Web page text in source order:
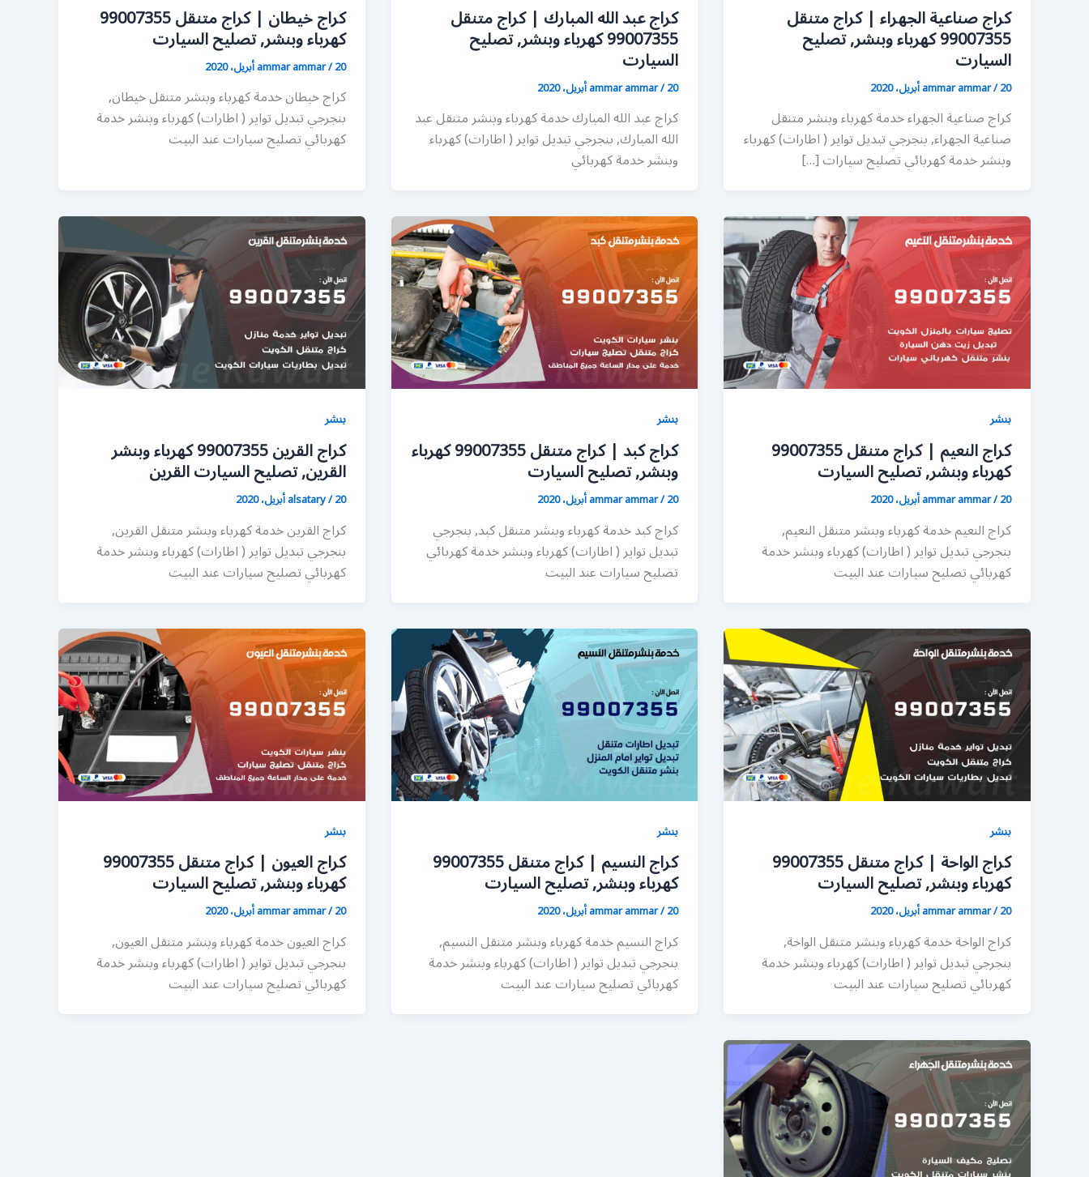
كراج صناعية الجهراء | كراج متنقل
99007355 كهرباء وبنشر, تصليح
السيارت
ammar ammar/20 أبريل، 2020
كراج صناعية الجهراء خدمة كهرباء وبنشر متنقل
صناعية الجهراء, بنجرجي تبديل تواير ( اطارات) كهرباء
وبنشر خدمة كهربائي تصليح سيارات […]
كراج عبد الله المبارك | كراج متنقل
99007355 كهرباء وبنشر, تصليح
السيارت
ammar ammar/20 أبريل، 2020
كراج عبد الله المبارك خدمة كهرباء وبنشر متنقل عبد
الله المبارك, بنجرجي تبديل تواير ( اطارات) كهرباء
وبنشر خدمة كهربائي
كراج خيطان | كراج متنقل 99007355
كهرباء وبنشر, تصليح السيارت
ammar ammar/20 أبريل، 2020
كراج خيطان خدمة كهرباء وبنشر متنقل خيطان,
بنجرجي تبديل تواير ( اطارات) كهرباء وبنشر خدمة
كهربائي تصليح سيارات عند البيت
بنشر
كراج النعيم | كراج متنقل 99007355
كهرباء وبنشر, تصليح السيارت
ammar ammar/20 أبريل، 2020
كراج النعيم خدمة كهرباء وبنشر متنقل النعيم,
بنجرجي تبديل تواير ( اطارات) كهرباء وبنشر خدمة
كهربائي تصليح سيارات عند البيت
بنشر
كراج كبد | كراج متنقل 99007355 كهرباء
وبنشر, تصليح السيارت
ammar ammar/20 أبريل، 2020
كراج كبد خدمة كهرباء وبنشر متنقل كبد, بنجرجي
تبديل تواير ( اطارات) كهرباء وبنشر خدمة كهربائي
تصليح سيارات عند البيت
بنشر
كراج القرين 99007355 كهرباء وبنشر
القرين, تصليح السيارت القرين
alsatary/20 أبريل، 2020
كراج القرين خدمة كهرباء وبنشر متنقل القرين,
بنجرجي تبديل تواير ( اطارات) كهرباء وبنشر خدمة
كهربائي تصليح سيارات عند البيت
بنشر
كراج الواحة | كراج متنقل 99007355
كهرباء وبنشر, تصليح السيارت
ammar ammar/20 أبريل، 2020
كراج الواحة خدمة كهرباء وبنشر متنقل الواحة,
بنجرجي تبديل تواير ( اطارات) كهرباء وبنشر خدمة
كهربائي تصليح سيارات عند البيت
بنشر
كراج النسيم | كراج متنقل 99007355
كهرباء وبنشر, تصليح السيارت
ammar ammar/20 أبريل، 2020
كراج النسيم خدمة كهرباء وبنشر متنقل النسيم,
بنجرجي تبديل تواير ( اطارات) كهرباء وبنشر خدمة
كهربائي تصليح سيارات عند البيت
بنشر
كراج العيون | كراج متنقل 99007355
كهرباء وبنشر, تصليح السيارت
ammar ammar/20 أبريل، 2020
كراج العيون خدمة كهرباء وبنشر متنقل العيون,
بنجرجي تبديل تواير ( اطارات) كهرباء وبنشر خدمة
كهربائي تصليح سيارات عند البيت